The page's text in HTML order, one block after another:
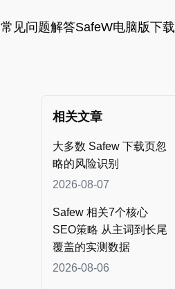
常见问题解答SafeW电脑版下载
相关文章
大多数 Safew 下载页忽
略的风险识别
2026-08-07
Safew 相关7个核心
SEO策略 从主词到长尾
覆盖的实测数据
2026-08-06